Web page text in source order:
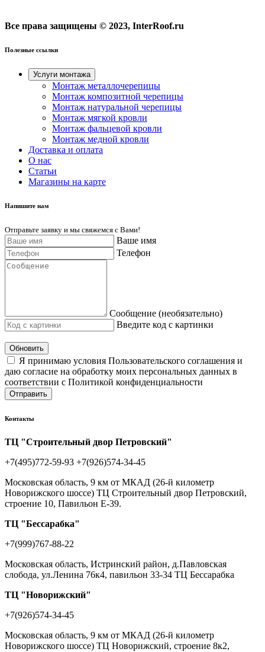
Все права защищены © 2023, InterRoof.ru
Полезные ссылки
Услуги монтажа
Монтаж металлочерепицы
Монтаж композитной черепицы
Монтаж натуральной черепицы
Монтаж мягкой кровли
Монтаж фальцевой кровли
Монтаж медной кровли
Доставка и оплата
О нас
Cтатьи
Магазины на карте
Напишите нам
Отправьте заявку и мы свяжемся с Вами!
Ваше имя
Телефон
Сообщение (необязательно)
Введите код с картинки
Обновить
Я принимаю условия Пользовательского соглашения и
даю согласие на обработку моих персональных данных в
соответствии с Политикой конфиденциальности
Отправить
Контакты
ТЦ "Строительный двор Петровский"
+7(495)772-59-93 +7(926)574-34-45
Московская область, 9 км от МКАД (26-й километр
Новорижского шоссе) ТЦ Строительный двор Петровский,
строение 10, Павильон Е-39.
ТЦ "Бессарабка"
+7(999)767-88-22
Московская область, Истринский район, д.Павловская
слобода, ул.Ленина 76к4, павильон 33-34 ТЦ Бессарабка
ТЦ "Новорижский"
+7(926)574-34-45
Московская область, 9 км от МКАД (26-й километр
Новорижского шоссе) ТЦ Новорижский, строение 8к2,